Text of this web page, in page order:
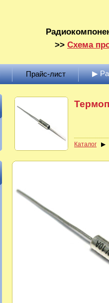
>> Схема
Прайс-лист ▶
Каталог